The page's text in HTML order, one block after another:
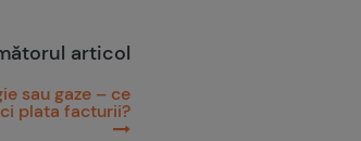
articol
sau gaze – ce
plata facturii?